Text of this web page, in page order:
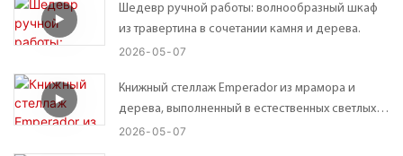
Шедевр ручной работы: волнообразный шкаф
из травертина в сочетании камня и дерева.
2026 05 07
Книжный стеллаж Emperador из мрамора и
дерева, выполненный в естественных светлых и
темных тонах, в современном стиле, с открытой
2026 05 07